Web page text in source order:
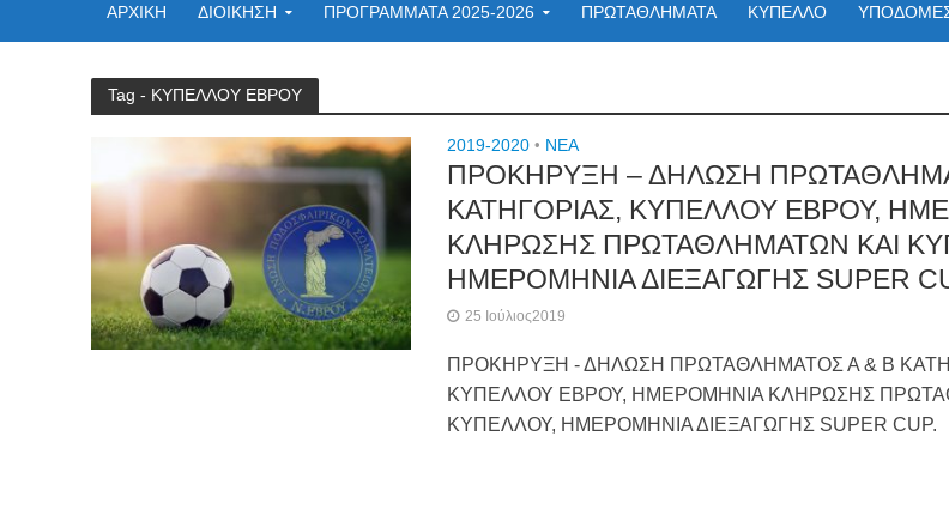
ΑΡΧΙΚΗ ΔΙΟΙΚΗΣΗ ΠΡΟΓΡΑΜΜΑΤΑ 2025-2026 ΠΡΩΤΑΘΛΗΜΑΤΑ ΚΥΠΕΛΛΟ
Tag - ΚΥΠΕΛΛΟΥ ΕΒΡΟΥ
2019-2020 • NEA
ΠΡΟΚΗΡΥΞΗ – ΔΗΛΩΣΗ
ΚΑΤΗΓΟΡΙΑΣ, ΚΥΠΕΛΛΟΥ ΕΒΡΟΥ,
ΚΛΗΡΩΣΗΣ ΠΡΩΤΑΘΛΗΜΑΤΩΝ ΚΑΙ
ΗΜΕΡΟΜΗΝΙΑ ΔΙΕΞΑΓΩΓΗΣ SUPER
25 Ιούλιος2019
ΠΡΟΚΗΡΥΞΗ - ΔΗΛΩΣΗ ΠΡΩΤΑΘΛΗΜΑΤΟΣ Α & Β
ΚΥΠΕΛΛΟΥ ΕΒΡΟΥ, ΗΜΕΡΟΜΗΝΙΑ ΚΛΗΡΩΣΗΣ
ΚΥΠΕΛΛΟΥ, ΗΜΕΡΟΜΗΝΙΑ ΔΙΕΞΑΓΩΓΗΣ SUPER CUP.